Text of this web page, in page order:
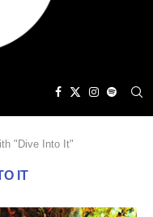
"Dive Into It"
IT